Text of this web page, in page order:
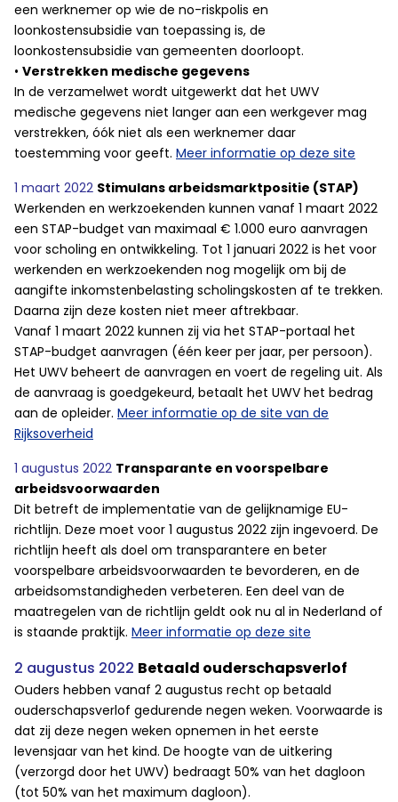
een werknemer op wie de no-riskpolis en
loonkostensubsidie van toepassing is, de
loonkostensubsidie van gemeenten doorloopt.
• Verstrekken medische gegevens
In de verzamelwet wordt uitgewerkt dat het UWV
medische gegevens niet langer aan een werkgever mag
verstrekken, óók niet als een werknemer daar
toestemming voor geeft. Meer informatie op deze site
1 maart 2022 Stimulans arbeidsmarktpositie (STAP)
Werkenden en werkzoekenden kunnen vanaf 1 maart 2022
een STAP-budget van maximaal € 1.000 euro aanvragen
voor scholing en ontwikkeling. Tot 1 januari 2022 is het voor
werkenden en werkzoekenden nog mogelijk om bij de
aangifte inkomstenbelasting scholingskosten af te trekken.
Daarna zijn deze kosten niet meer aftrekbaar.
Vanaf 1 maart 2022 kunnen zij via het STAP-portaal het
STAP-budget aanvragen (één keer per jaar, per persoon).
Het UWV beheert de aanvragen en voert de regeling uit. Als
de aanvraag is goedgekeurd, betaalt het UWV het bedrag
aan de opleider. Meer informatie op de site van de
Rijksoverheid
1 augustus 2022 Transparante en voorspelbare
arbeidsvoorwaarden
Dit betreft de implementatie van de gelijknamige EU-
richtlijn. Deze moet voor 1 augustus 2022 zijn ingevoerd. De
richtlijn heeft als doel om transparantere en beter
voorspelbare arbeidsvoorwaarden te bevorderen, en de
arbeidsomstandigheden verbeteren. Een deel van de
maatregelen van de richtlijn geldt ook nu al in Nederland of
is staande praktijk. Meer informatie op deze site
2 augustus 2022 Betaald ouderschapsverlof
Ouders hebben vanaf 2 augustus recht op betaald
ouderschapsverlof gedurende negen weken. Voorwaarde is
dat zij deze negen weken opnemen in het eerste
levensjaar van het kind. De hoogte van de uitkering
(verzorgd door het UWV) bedraagt 50% van het dagloon
(tot 50% van het maximum dagloon).